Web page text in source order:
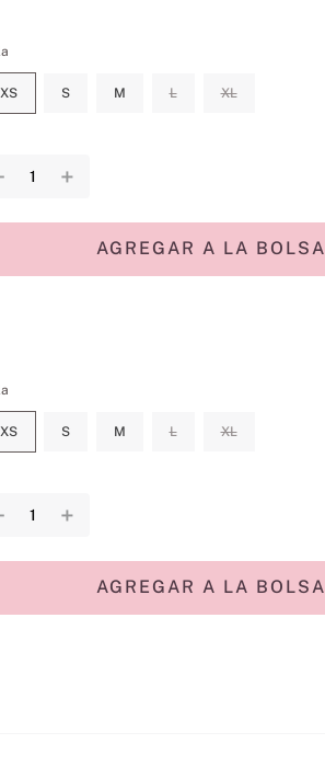
XS S M L XL
＋
AGREGAR A LA BOLSA
XS S M L XL
＋
AGREGAR A LA BOLSA